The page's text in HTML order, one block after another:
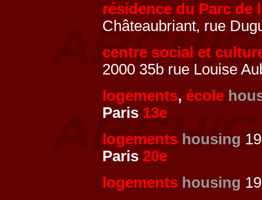
résidence du Parc de
Châteaubriant, rue
centre social et
2000 35b rue Louise
logements, école
Paris 13e
logements housing
Paris 20e
logements housing